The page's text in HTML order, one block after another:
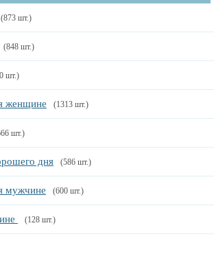
(873 шт.)
(848 шт.)
шт.)
женщине (1313 шт.)
шт.)
дня (586 шт.)
мужчине (600 шт.)
(128 шт.)